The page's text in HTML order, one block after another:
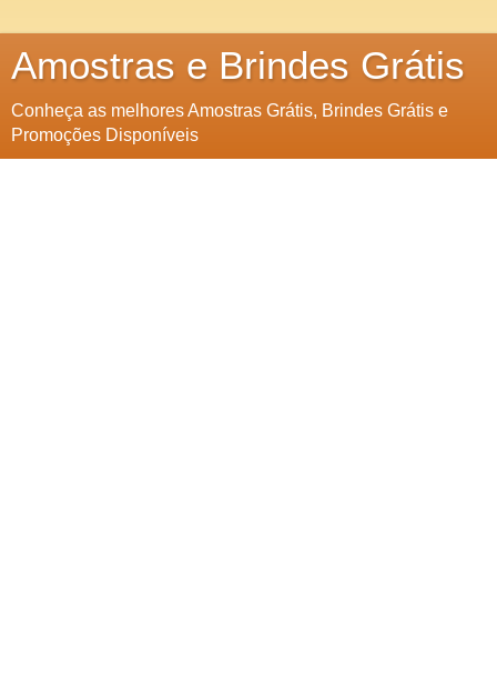
Amostras e Brindes Grátis
Conheça as melhores Amostras Grátis, Brindes Grátis e
Promoções Disponíveis